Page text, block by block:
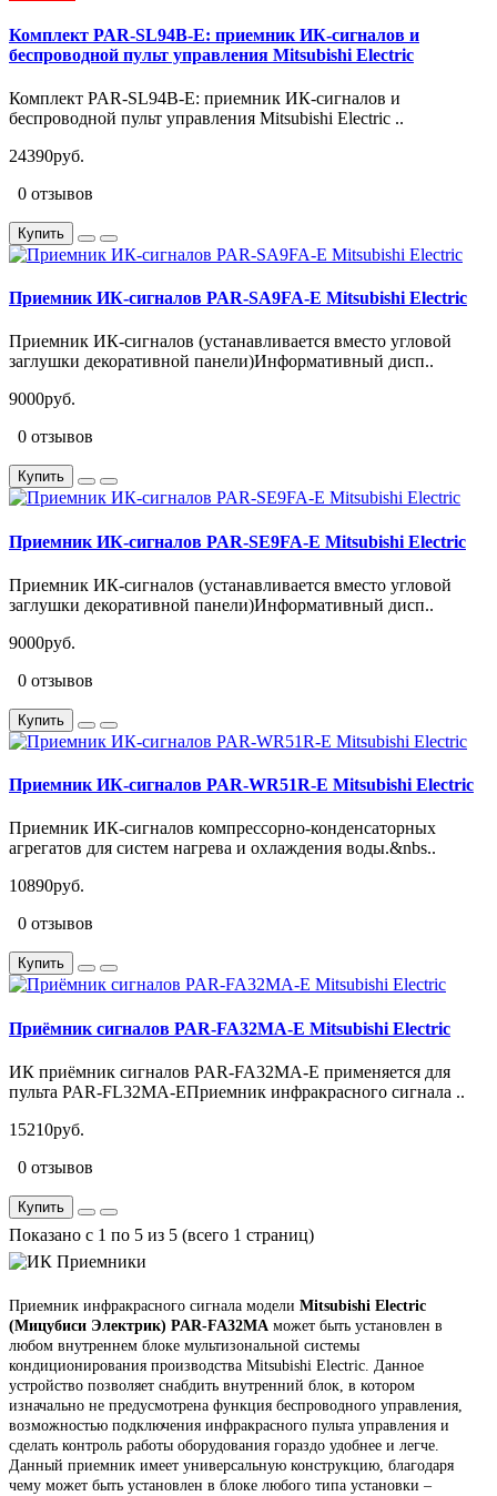
Комплект PAR-SL94B-E: приемник ИК-сигналов и
беспроводной пульт управления Mitsubishi Electric
Комплект PAR-SL94B-E: приемник ИК-сигналов и
беспроводной пульт управления Mitsubishi Electric ..
24390руб.
0 отзывов
Купить
Приемник ИК-сигналов PAR-SA9FA-E Mitsubishi Electric
Приемник ИК-сигналов (устанавливается вместо угловой
заглушки декоративной панели)Информативный дисп..
9000руб.
0 отзывов
Купить
Приемник ИК-сигналов PAR-SE9FA-E Mitsubishi Electric
Приемник ИК-сигналов (устанавливается вместо угловой
заглушки декоративной панели)Информативный дисп..
9000руб.
0 отзывов
Купить
Приемник ИК-сигналов PAR-WR51R-E Mitsubishi Electric
Приемник ИК-сигналов компрессорно-конденсаторных
агрегатов для систем нагрева и охлаждения воды.&nbs..
10890руб.
0 отзывов
Купить
Приёмник сигналов PAR-FA32MA-E Mitsubishi Electric
ИК приёмник сигналов PAR-FA32MA-E применяется для
пульта PAR-FL32MA-EПриемник инфракрасного сигнала ..
15210руб.
0 отзывов
Купить
Показано с 1 по 5 из 5 (всего 1 страниц)
Приемник инфракрасного сигнала модели Mitsubishi Electric
(Мицубиси Электрик) PAR-FA32MA может быть установлен в
любом внутреннем блоке мультизональной системы
кондиционирования производства Mitsubishi Electric. Данное
устройство позволяет снабдить внутренний блок, в котором
изначально не предусмотрена функция беспроводного управления,
возможностью подключения инфракрасного пульта управления и
сделать контроль работы оборудования гораздо удобнее и легче.
Данный приемник имеет универсальную конструкцию, благодаря
чему может быть установлен в блоке любого типа установки –